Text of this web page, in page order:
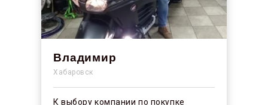
Владимир
Хабаровск
К выбору компании по покупке